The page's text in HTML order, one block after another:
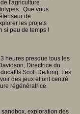
l'agriculture
Que vous
de
les projets
si peu de temps !
heures presque tous les
Directrice du
Scott DeJong. Les
des jeux et ont centré
régénératrice.
exploration des